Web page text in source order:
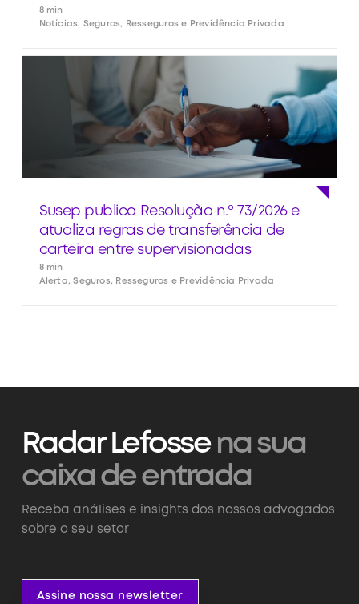
8 min
Notícias, Seguros, Resseguros e Previdência Privada
Susep publica Resolução n.º 73/2026 e
atualiza regras de transferência de
carteira entre supervisionadas
8 min
Alerta, Seguros, Resseguros e Previdência Privada
Radar Lefossena sua
caixa de entrada
Receba análises e insights dos nossos advogados
sobre o seu setor
Assine nossa newsletter